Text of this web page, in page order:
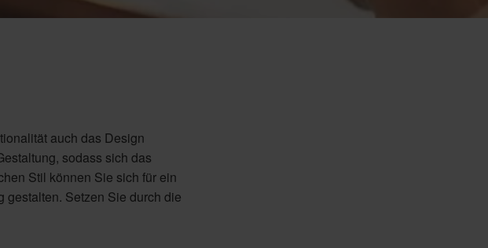
auch das Design
sodass sich das
Stil können Sie sich für ein
gestalten. Setzen Sie durch die